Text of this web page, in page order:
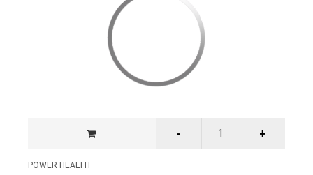
POWER HEALTH